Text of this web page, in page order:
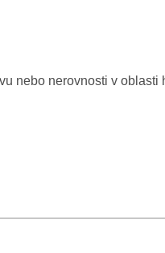
nebo nerovnosti v oblasti